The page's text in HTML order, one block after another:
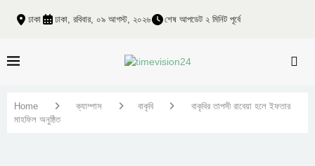
ঢাকা ঢাকা, রবিবার, ০৯ আগস্ট, ২০২৬ শেষ আপডেট ২ মিনিট পূর্বে
Home ক্যাম্পাস বাকৃবি
বাকৃবির তাপসী রাবেয়া হলে ইফতার
মাহফিল অনুষ্ঠিত